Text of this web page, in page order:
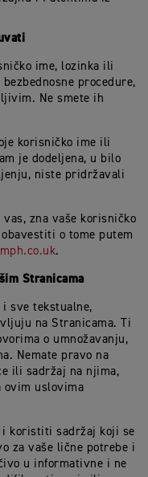
ime, lozinka ili
procedure,
Ne smete ih
korisničko ime ili
je dodeljena, u bilo
niste pridržavali
zna vaše korisničko
o tome putem
.
Stranicama
sve tekstualne,
na Stranicama. Ti
o umnožavanju,
Nemate pravo na
ili sadržaj na njima,
ovim uslovima
i koristiti sadržaj koji se
za vaše lične potrebe i
u informativne i ne